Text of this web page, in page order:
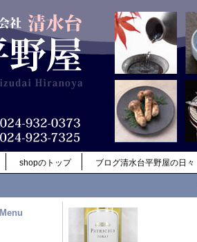
shopのトップ ブログ清水台平野屋の日々
Menu